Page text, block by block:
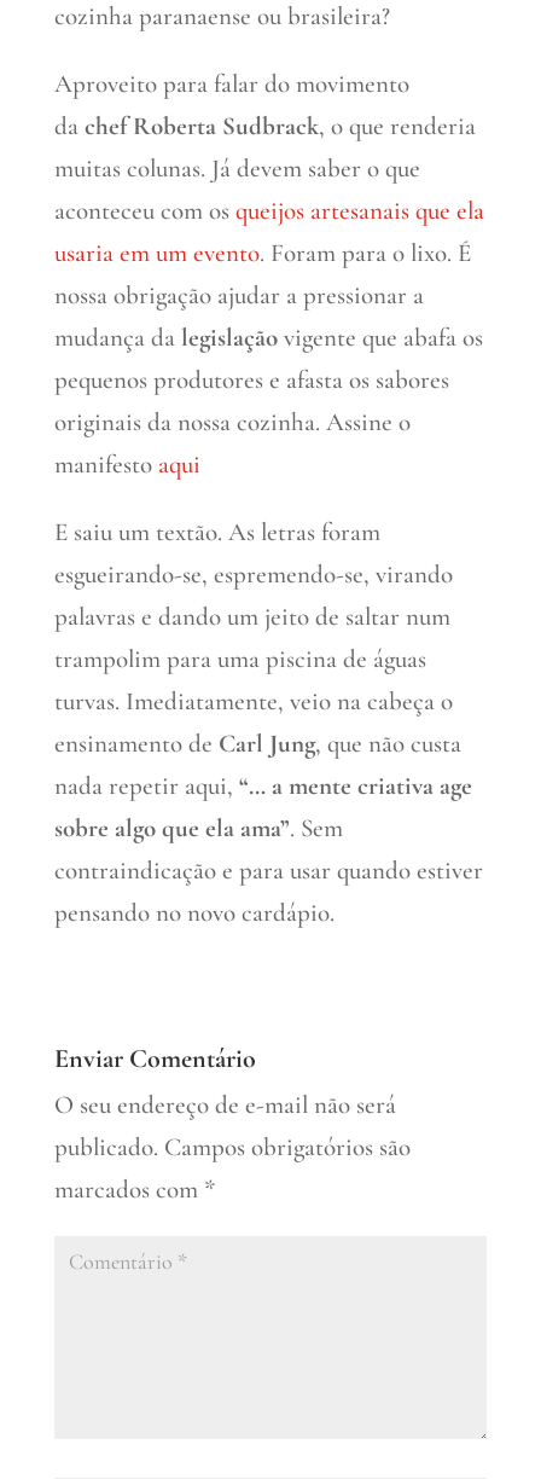
cozinha paranaense ou brasileira?
Aproveito para falar do movimento
da chef Roberta Sudbrack, o que renderia
muitas colunas. Já devem saber o que
aconteceu com os queijos artesanais que ela
usaria em um evento. Foram para o lixo. É
nossa obrigação ajudar a pressionar a
mudança da legislaçãovigente que abafa os
pequenos produtores e afasta os sabores
originais da nossa cozinha. Assine o
manifesto aqui
E saiu um textão. As letras foram
esgueirando-se, espremendo-se, virando
palavras e dando um jeito de saltar num
trampolim para uma piscina de águas
turvas. Imediatamente, veio na cabeça o
ensinamento de Carl Jung, que não custa
nada repetir aqui, “… a mente criativa age
sobre algo que ela ama”. Sem
contraindicação e para usar quando estiver
pensando no novo cardápio.
Enviar Comentário
O seu endereço de e-mail não será
publicado. Campos obrigatórios são
marcados com *